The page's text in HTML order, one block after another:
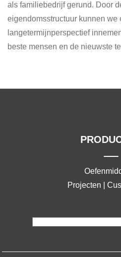
als familiebedrijf gerund. Door
eigendomsstructuur kunnen we
langetermijnperspectief
beste mensen en de nieuwste
Projecten |